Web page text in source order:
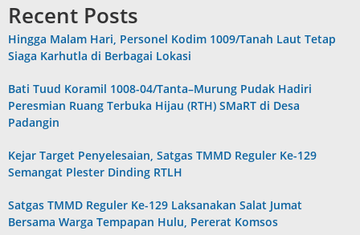
Recent Posts
Hingga Malam Hari, Personel Kodim 1009/Tanah Laut Tetap
Siaga Karhutla di Berbagai Lokasi
Bati Tuud Koramil 1008-04/Tanta–Murung Pudak Hadiri
Peresmian Ruang Terbuka Hijau (RTH) SMaRT di Desa
Padangin
Kejar Target Penyelesaian, Satgas TMMD Reguler Ke-129
Semangat Plester Dinding RTLH
Satgas TMMD Reguler Ke-129 Laksanakan Salat Jumat
Bersama Warga Tempapan Hulu, Pererat Komsos